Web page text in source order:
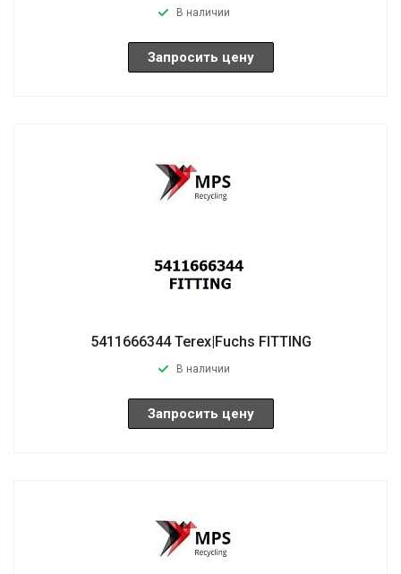
В наличии
Запросить цену
5411666344 Terex|Fuchs FITTING
В наличии
Запросить цену